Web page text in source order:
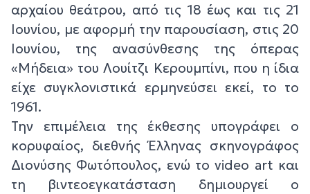
αρχαίου θεάτρου, από τις 18 έως και τις 21
Ιουνίου, με αφορμή την παρουσίαση, στις 20
Ιουνίου, της ανασύνθεσης της όπερας
«Μήδεια» του Λουίτζι Κερουμπίνι, που η ίδια
είχε συγκλονιστικά ερμηνεύσει εκεί, το το
1961.
Την επιμέλεια της έκθεσης υπογράφει ο
κορυφαίος, διεθνής Έλληνας σκηνογράφος
Διονύσης Φωτόπουλος, ενώ το video art και
τη βιντεοεγκατάσταση δημιουργεί ο